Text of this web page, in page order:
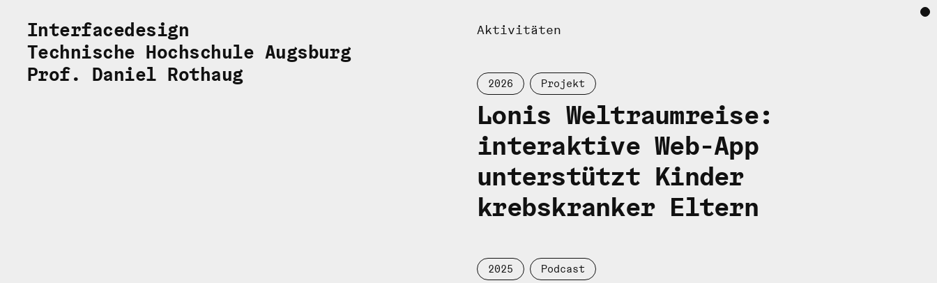
Interfacedesign
Technische Hochschule Augsburg
Prof. Daniel Rothaug
Aktivitäten
2026 Projekt
Lonis Weltraumreise:
interaktive Web-App
unterstützt Kinder
krebskranker Eltern
2025 Podcast